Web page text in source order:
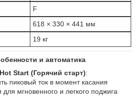
F
618 × 330 × 441 мм
19 кг
и автоматика
Start (Горячий старт):
пиковый ток в момент касания
мгновенного и легкого поджига